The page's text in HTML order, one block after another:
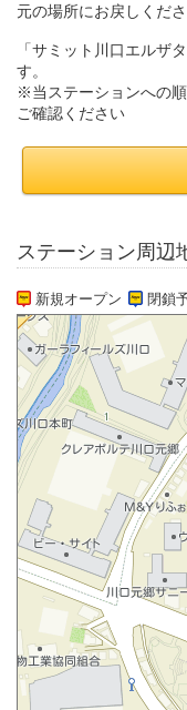
元の場所にお戻しくださ
「サミット川口エルザ
す。
※当ステーションへの
ご確認ください
ステーション周辺
新規オープン 閉鎖